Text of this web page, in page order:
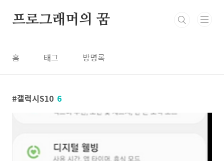
프로그래머의 꿈
홈 태그 방명록
갤럭시S10 6